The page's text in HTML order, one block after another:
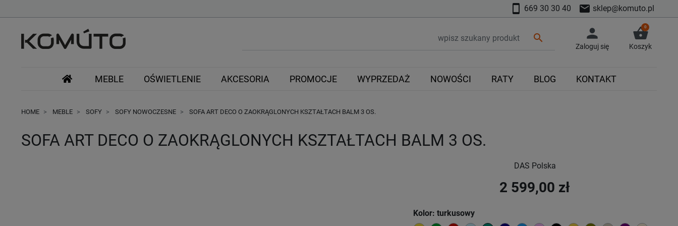
smartphone 669 30 30 40 mail sklep@komuto.pl
search person
Zaloguj się
shopping_basket
0
Koszyk
MEBLE OŚWIETLENIE AKCESORIA PROMOCJE WYPRZEDAŻ NOWOŚCI RATY BLOG KONTAKT
HOME MEBLE SOFY SOFY NOWOCZESNE SOFA ART DECO O ZAOKRĄGLONYCH KSZTAŁTACH BALM 3 OS.
SOFA ART DECO O ZAOKRĄGLONYCH KSZTAŁTACH BALM 3 OS.
DAS Polska
2 599,00 zł
Kolor: turkusowy